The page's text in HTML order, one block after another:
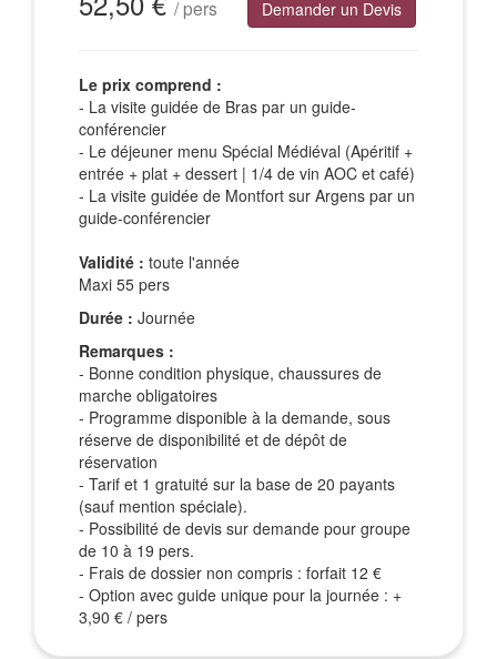
/ pers Demander un Devis
Le prix comprend :
- La visite guidée de Bras par un guide-
conférencier
- Le déjeuner menu Spécial Médiéval (Apéritif +
entrée + plat + dessert | 1/4 de vin AOC et café)
- La visite guidée de Montfort sur Argens par un
guide-conférencier
Validité : toute l'année
Maxi 55 pers
Durée : Journée
Remarques :
- Bonne condition physique, chaussures de
marche obligatoires
- Programme disponible à la demande, sous
réserve de disponibilité et de dépôt de
réservation
- Tarif et 1 gratuité sur la base de 20 payants
(sauf mention spéciale).
- Possibilité de devis sur demande pour groupe
de 10 à 19 pers.
- Frais de dossier non compris : forfait 12 €
- Option avec guide unique pour la journée : +
3,90 € / pers